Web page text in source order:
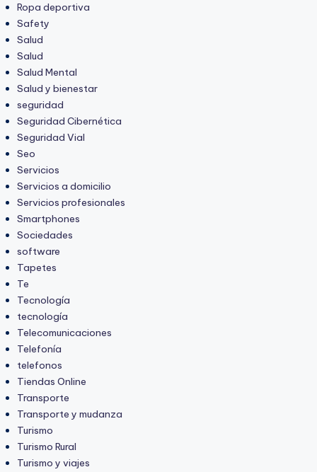
Ropa deportiva
Safety
Salud
Salud
Salud Mental
Salud y bienestar
seguridad
Seguridad Cibernética
Seguridad Vial
Seo
Servicios
Servicios a domicilio
Servicios profesionales
Smartphones
Sociedades
software
Tapetes
Te
Tecnología
tecnología
Telecomunicaciones
Telefonía
telefonos
Tiendas Online
Transporte
Transporte y mudanza
Turismo
Turismo Rural
Turismo y viajes